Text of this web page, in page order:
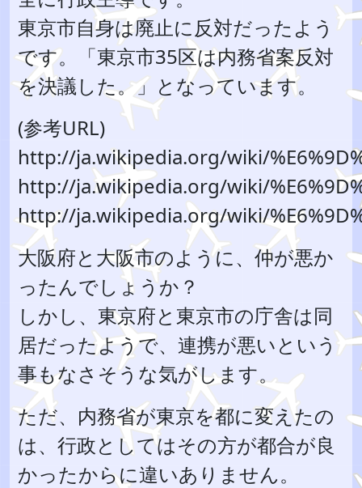
東京市自身は廃止に反対だったよう
です。「東京市35区は内務省案反対
を決議した。」となっています。
(参考URL)
http://ja.wikipedia.org/wiki/
http://ja.wikipedia.org/wiki/
http://ja.wikipedia.org/wiki/
大阪府と大阪市のように、仲が悪か
ったんでしょうか？
しかし、東京府と東京市の庁舎は同
居だったようで、連携が悪いという
事もなさそうな気がします。
ただ、内務省が東京を都に変えたの
は、行政としてはその方が都合が良
かったからに違いありません。